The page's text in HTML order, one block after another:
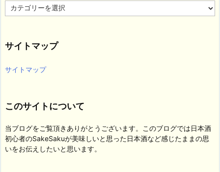
カ
テ
ー
サイトマップ
サイトマップ
このサイトについて
当ブログをご覧頂きありがとうございます。このブログでは日本酒
初心者のSakeSakuが美味しいと思った日本酒など感じたままの思
いをお伝えしたいと思います。